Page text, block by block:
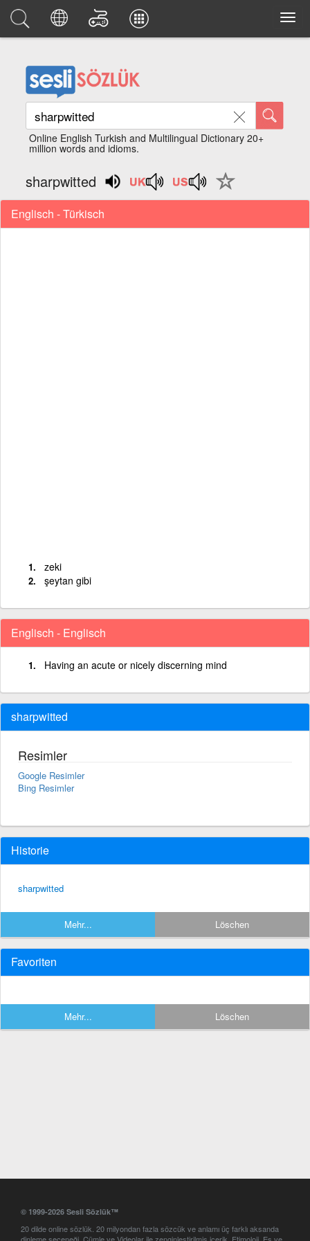
Online English Turkish and Multilingual Dictionary 20+
million words and idioms.
sharpwitted
Englisch - Türkisch
zeki
şeytan gibi
Englisch - Englisch
Having an acute or nicely discerning mind
sharpwitted
Resimler
Google Resimler
Bing Resimler
Historie
sharpwitted
Mehr... Löschen
Favoriten
Mehr... Löschen
© 1999-2026 Sesli Sözlük™
20 dilde online sözlük. 20 milyondan fazla sözcük ve anlamı üç farklı aksanda